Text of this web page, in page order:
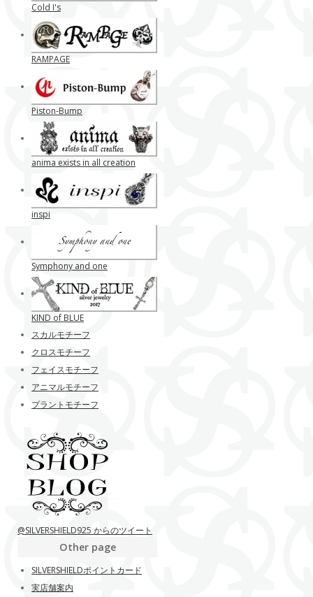
Cold I's
RAMPAGE
Piston-Bump
anima exists in all creation
inspi
Symphony and one
KIND of BLUE
スカルモチーフ
クロスモチーフ
フェイスモチーフ
アニマルモチーフ
プラントモチーフ
@SILVERSHIELD925 からのツイート
Other page
SILVERSHIELDポイントカード
実店舗案内